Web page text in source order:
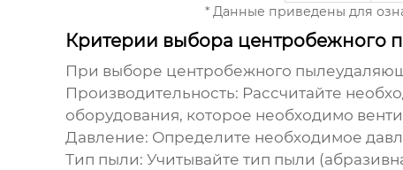
* Данные приведены для
Критерии выбора центробежного
При выборе центробежного
Производительность: Рассчитайте
оборудования, которое необходимо
Давление: Определите необходимое
Тип пыли: Учитывайте тип пыли